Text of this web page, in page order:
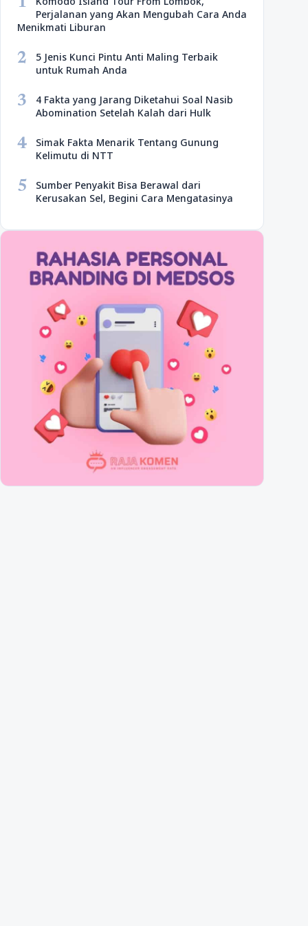
Perjalanan yang Akan Mengubah Cara Anda
Menikmati Liburan
2
5 Jenis Kunci Pintu Anti Maling Terbaik
untuk Rumah Anda
3
4 Fakta yang Jarang Diketahui Soal Nasib
Abomination Setelah Kalah dari Hulk
4
Simak Fakta Menarik Tentang Gunung
Kelimutu di NTT
5
Sumber Penyakit Bisa Berawal dari
Kerusakan Sel, Begini Cara Mengatasinya